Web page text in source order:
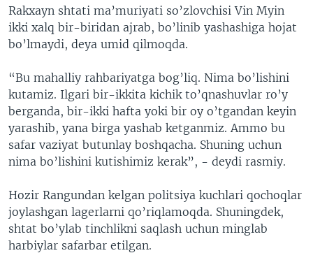
Rakxayn shtati ma’muriyati so’zlovchisi Vin Myin
ikki xalq bir-biridan ajrab, bo’linib yashashiga hojat
bo’lmaydi, deya umid qilmoqda.
“Bu mahalliy rahbariyatga bog’liq. Nima bo’lishini
kutamiz. Ilgari bir-ikkita kichik to’qnashuvlar ro’y
berganda, bir-ikki hafta yoki bir oy o’tgandan keyin
yarashib, yana birga yashab ketganmiz. Ammo bu
safar vaziyat butunlay boshqacha. Shuning uchun
nima bo’lishini kutishimiz kerak”, - deydi rasmiy.
Hozir Rangundan kelgan politsiya kuchlari qochoqlar
joylashgan lagerlarni qo’riqlamoqda. Shuningdek,
shtat bo’ylab tinchlikni saqlash uchun minglab
harbiylar safarbar etilgan.